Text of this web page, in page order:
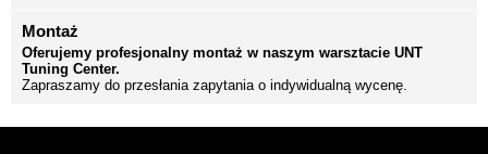
Montaż
Oferujemy profesjonalny montaż w naszym warsztacie UNT
Tuning Center.
Zapraszamy do przesłania zapytania o indywidualną wycenę.